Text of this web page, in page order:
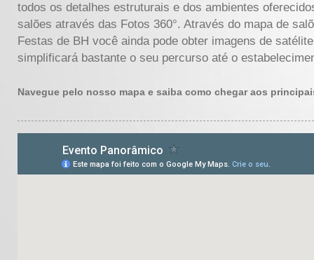
todos os detalhes estruturais e dos ambientes
salões através das Fotos 360°. Através do mapa de
Festas de BH você ainda pode obter imagens de
simplificará bastante o seu percurso até o
Navegue pelo nosso mapa e saiba como chegar aos